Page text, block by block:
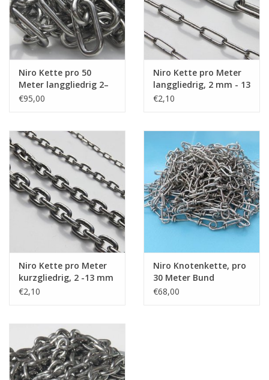
13mm
26mm 82mm
Niro Kette pro 50
Meter langgliedrig 2–
13mm. A4 - AISI 316
€95,00
Niro Kette pro Meter
langgliedrig, 2 mm - 13
mm , A4 - AISI 316
€2,10
Niro Kette pro Meter
kurzgliedrig, 2 -13 mm
, A4 - AISI 316
€2,10
Niro Knotenkette, pro
30 Meter Bund
€68,00